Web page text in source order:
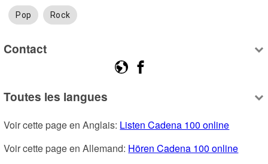
Pop Rock
Contact
Toutes les langues
Voir cette page en Anglais: Listen Cadena 100 online
Voir cette page en Allemand: Hören Cadena 100 online